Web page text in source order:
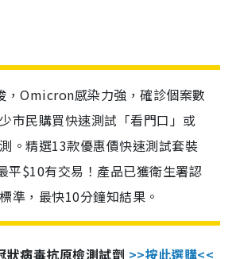
，Omicron感染力強，確診個案數
市民購買快速測試「看門口」或
。精選13款優惠價快速測試套裝
平$10有交易！產品已獲衛生署認
準，最快10分鐘知結果。
狀病毒抗原檢測試劑 >>按此選購<<